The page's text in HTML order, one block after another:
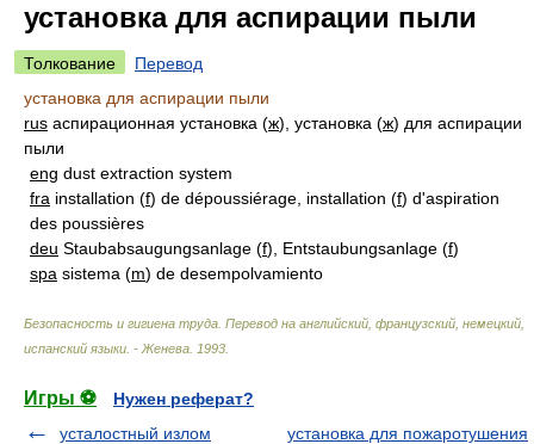
установка для аспирации пыли
Толкование
Перевод
установка для аспирации пыли
rus аспирационная установка (ж), установка (ж) для аспирации
пыли
eng dust extraction system
fra installation (f) de dépoussiérage, installation (f) d'aspiration
des poussières
deu Staubabsaugungsanlage (f), Entstaubungsanlage (f)
spa sistema (m) de desempolvamiento
Безопасность и гигиена труда. Перевод на английский, французский, немецкий,
испанский языки. - Женева 1993
Игры ⚽
Нужен реферат?
усталостный излом
установка для пожаротушения